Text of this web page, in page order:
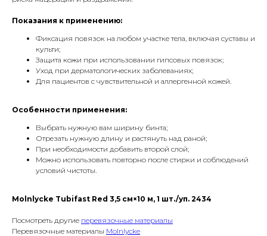
Показания к применению:
Фиксация повязок на любом участке тела, включая суставы и
культи;
Защита кожи при использовании гипсовых повязок;
Уход при дерматологических заболеваниях;
Для пациентов с чувствительной и аллергенной кожей.
Особенности применения:
Выбрать нужную вам ширину бинта;
Отрезать нужную длину и растянуть над раной;
При необходимости добавить второй слой;
Можно использовать повторно после стирки и соблюдений
условий чистоты.
Molnlycke Tubifast Red 3,5 см×10 м, 1 шт./уп. 2434
Посмотреть другие перевязочные материалы
Перевязочные материалы Molnlycke